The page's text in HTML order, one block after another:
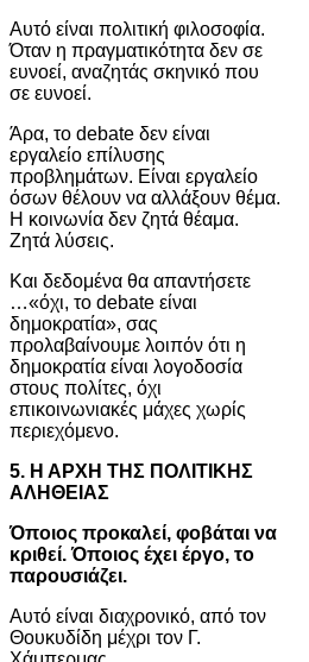
Αυτό είναι πολιτική φιλοσοφία.
Όταν η πραγματικότητα δεν σε
ευνοεί, αναζητάς σκηνικό που
σε ευνοεί.
Άρα, το debate δεν είναι
εργαλείο επίλυσης
προβλημάτων. Είναι εργαλείο
όσων θέλουν να αλλάξουν θέμα.
Η κοινωνία δεν ζητά θέαμα.
Ζητά λύσεις.
Και δεδομένα θα απαντήσετε
…«όχι, το debate είναι
δημοκρατία», σας
προλαβαίνουμε λοιπόν ότι η
δημοκρατία είναι λογοδοσία
στους πολίτες, όχι
επικοινωνιακές μάχες χωρίς
περιεχόμενο.
5. Η ΑΡΧΗ ΤΗΣ ΠΟΛΙΤΙΚΗΣ
ΑΛΗΘΕΙΑΣ
Όποιος προκαλεί, φοβάται να
κριθεί. Όποιος έχει έργο, το
παρουσιάζει.
Αυτό είναι διαχρονικό, από τον
Θουκυδίδη μέχρι τον Γ.